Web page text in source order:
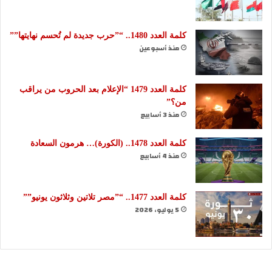
كلمة العدد 1480.. “”حرب جديدة لم تُحسم نهايتها””
منذ أسبوعين
كلمة العدد 1479 “الإعلام بعد الحروب من يراقب
من؟”
منذ 3 أسابيع
كلمة العدد 1478.. (الكورة)… هرمون السعادة
منذ 4 أسابيع
كلمة العدد 1477.. “”مصر تلاتين وثلاثون يونيو””
5 يوليو، 2026